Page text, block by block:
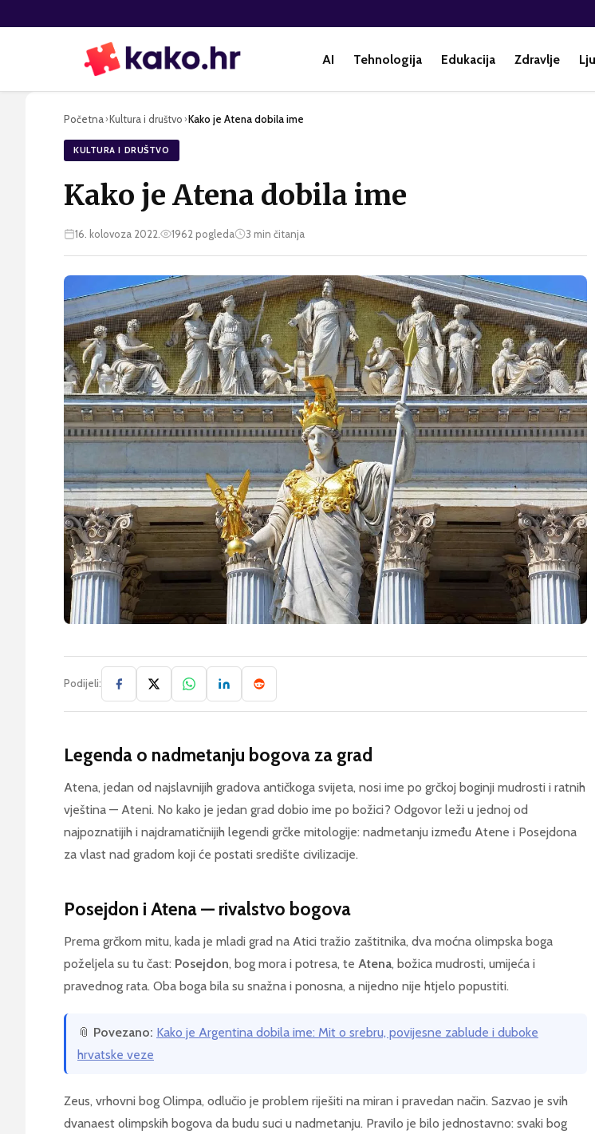
AI Tehnologija Edukacija Zdravlje
Početna›Kultura i društvo ›Kako je Atena dobila ime
KULTURA I DRUŠTVO
Kako je Atena dobila ime
16. kolovoza 2022. 1962 pogleda 3 min čitanja
Podijeli:
Legenda o nadmetanju bogova za grad
Atena, jedan od najslavnijih gradova antičkoga svijeta, nosi ime po grčkoj boginji mudrosti i ratnih
vještina — Ateni. No kako je jedan grad dobio ime po božici? Odgovor leži u jednoj od
najpoznatijih i najdramatičnijih legendi grčke mitologije: nadmetanju između Atene i Posejdona
za vlast nad gradom koji će postati središte civilizacije.
Posejdon i Atena — rivalstvo bogova
Prema grčkom mitu, kada je mladi grad na Atici tražio zaštitnika, dva moćna olimpska boga
poželjela su tu čast: Posejdon, bog mora i potresa, te Atena, božica mudrosti, umijeća i
pravednog rata. Oba boga bila su snažna i ponosna, a nijedno nije htjelo popustiti.
📎 Povezano: Kako je Argentina dobila ime: Mit o srebru, povijesne zablude i duboke
hrvatske veze
Zeus, vrhovni bog Olimpa, odlučio je problem riješiti na miran i pravedan način. Sazvao je svih
dvanaest olimpskih bogova da budu suci u nadmetanju. Pravilo je bilo jednostavno: svaki bog